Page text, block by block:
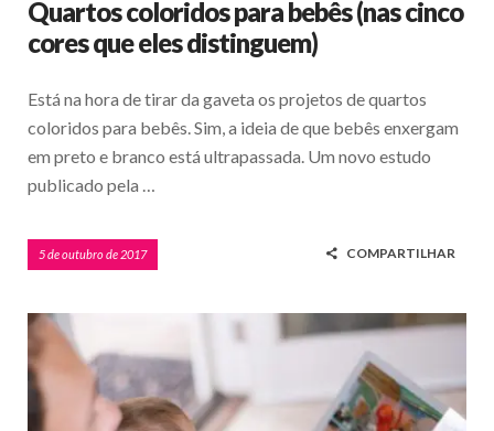
Quartos coloridos para bebês (nas cinco
cores que eles distinguem)
Está na hora de tirar da gaveta os projetos de quartos
coloridos para bebês. Sim, a ideia de que bebês enxergam
em preto e branco está ultrapassada. Um novo estudo
publicado pela …
5 de outubro de 2017 COMPARTILHAR